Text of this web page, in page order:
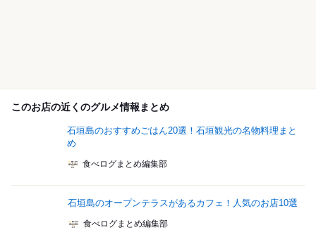
このお店の近くのグルメ情報まとめ
石垣島のおすすめごはん20選！石垣観光の名物料理まと
め
食べログまとめ編集部
石垣島のオープンテラスがあるカフェ！人気のお店10選
食べログまとめ編集部